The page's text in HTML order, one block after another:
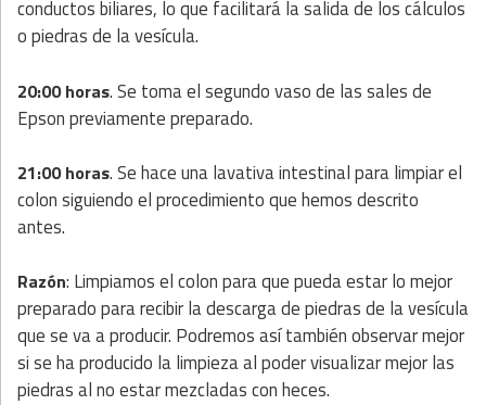
conductos biliares, lo que facilitará la salida de los cálculos
o piedras de la vesícula.
20:00 horas. Se toma el segundo vaso de las sales de
Epson previamente preparado.
21:00 horas. Se hace una lavativa intestinal para limpiar el
colon siguiendo el procedimiento que hemos descrito
antes.
Razón: Limpiamos el colon para que pueda estar lo mejor
preparado para recibir la descarga de piedras de la vesícula
que se va a producir. Podremos así también observar mejor
si se ha producido la limpieza al poder visualizar mejor las
piedras al no estar mezcladas con heces.